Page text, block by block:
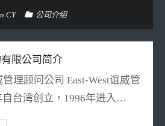
CY 公司介绍
限公司简介
管理顾问公司 East-West谊威管
自台湾创立，1996年进入…